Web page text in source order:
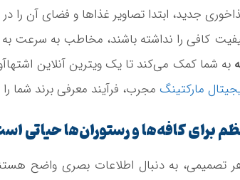
جدید، ابتدا تصاویر غذاها و فضای آن
کافی را نداشته باشند، مخاطب به سرعت
به شما کمک می‌کند تا یک ویترین آنلاین
مارکتینگ مجرب، فرآیند معرفی برند شما
برای کافه‌ها و رستوران‌ها حیاتی
تصمیمی، به دنبال اطلاعات بصری واضح